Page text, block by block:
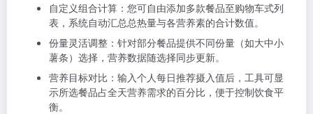
自定义组合计算：您可自由添加多款餐品至购物车式列
表，系统自动汇总总热量与各营养素的合计数值。
份量灵活调整：针对部分餐品提供不同份量（如大中小
薯条）选择，营养数据随选择同步更新。
营养目标对比：输入个人每日推荐摄入值后，工具可显
示所选餐品占全天营养需求的百分比，便于控制饮食平
衡。